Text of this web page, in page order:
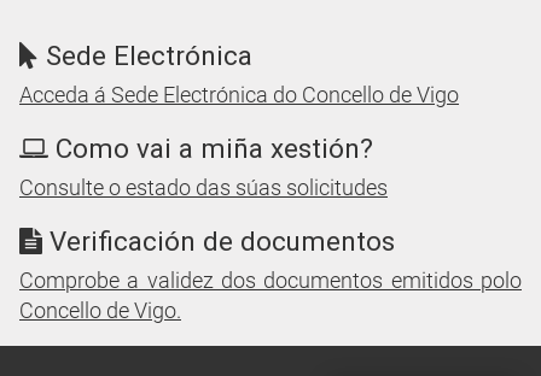
POLICÍA LOCAL
Trámites Policía Local
E.V.A.P.
Educación Vial
Obxectos perdidos